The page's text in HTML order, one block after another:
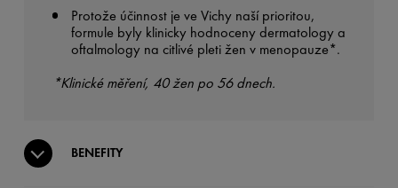
Protože účinnost je ve Vichy naší prioritou,
formule byly klinicky hodnoceny dermatology a
oftalmology na citlivé pleti žen v menopauze*.
*Klinické měření, 40 žen po 56 dnech.
BENEFITY